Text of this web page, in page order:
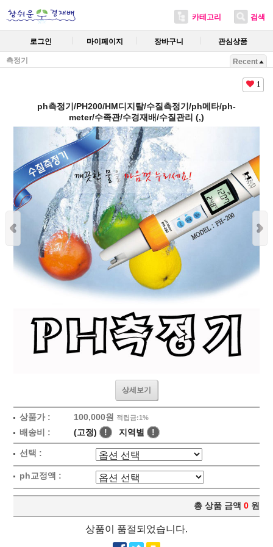
카테고리 검색
로그인 마이페이지 장바구니 관심상품
측정기 Recent
1
ph측정기/PH200/HM디지탈/수질측정기/ph메타/ph-
meter/수족관/수경재배/수질관리 (,)
상세보기
상품가 : 100,000원 적립금:1%
배송비 : (고정) ! 지역별 !
선택 :
ph교정액 :
총 상품 금액 0 원
상품이 품절되었습니다.